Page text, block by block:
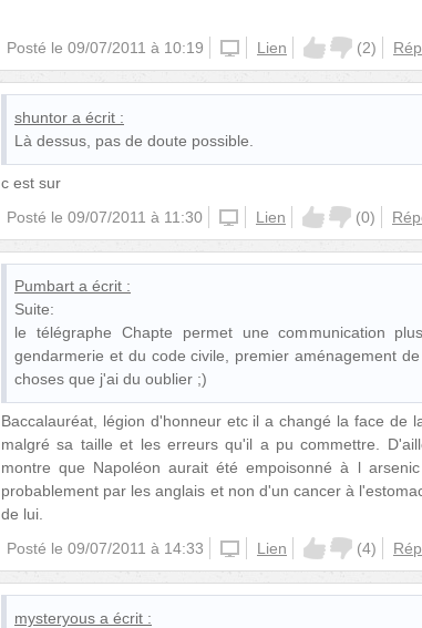
Posté le 09/07/2011 à 10:19 unknown
Lien (2)
shuntor a écrit :
Là dessus, pas de doute possible.
c est sur
Posté le 09/07/2011 à 11:30 unknown
Lien (0)
Pumbart a écrit :
Suite:
le télégraphe Chapte permet une communication
gendarmerie et du code civile, premier aménagement
choses que j'ai du oublier ;)
Baccalauréat, légion d'honneur etc il a changé la face de
malgré sa taille et les erreurs qu'il a pu commettre.
montre que Napoléon aurait été empoisonné à l
probablement par les anglais et non d'un cancer à
de lui.
Posté le 09/07/2011 à 14:33 unknown
Lien (4)
mysteryous a écrit :